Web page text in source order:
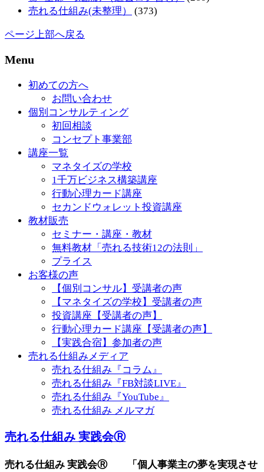
売れる仕組み(未整理）
(373)
ページ上部へ戻る
Menu
初めての方へ
お問い合わせ
個別コンサルティング
初回相談
コンセプト事業部
講座一覧
マネタイズの学校
1千万ビジネス構築講座
行動心理カード講座
セカンドウォレット投資講座
教材販売
セミナー・講座・教材
無料教材「売れる技術12の法則」
プライス
お客様の声
【個別コンサル】受講者の声
【マネタイズの学校】受講者の声
投資講座【受講者の声】
行動心理カード講座【受講者の声】
【実践合宿】参加者の声
売れる仕組みメディア
売れる仕組み『コラム』
売れる仕組み『FB対談LIVE』
売れる仕組み『YouTube』
売れる仕組み メルマガ
売れる仕組み 実践会Ⓡ
売れる仕組み 実践会Ⓡ 「個人事業主の夢を実現させ